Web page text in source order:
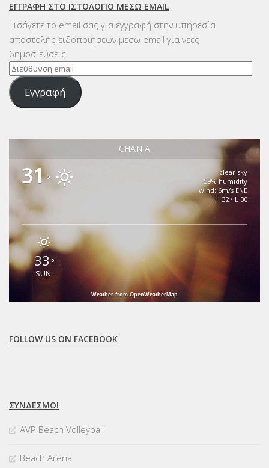
ΕΓΓΡΑΦΉ ΣΤΟ ΙΣΤΟΛΌΓΙΟ ΜΈΣΩ EMAIL
Εισάγετε το email σας για εγγραφή στην υπηρεσία
αποστολής ειδοποιήσεων μέσω email για νέες
δημοσιεύσεις.
Διεύθυνση
email
Εγγραφή
CHANIA
31°
clear sky
59% humidity
wind: 6m/s ENE
H 32 • L 30
33 °
SUN
Weather from OpenWeatherMap
FOLLOW US ON FACEBOOK
ΣΥΝΔΈΣΜΟΙ
AVP Beach Volleyball
Beach Arena